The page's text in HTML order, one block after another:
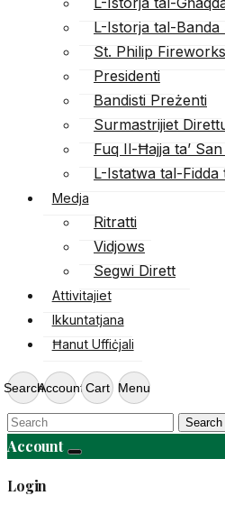
L-Istorja tal-Banda
St. Philip
Presidenti
Bandisti Preżenti
Surmastrijiet
Fuq Il-Ħajja ta’
L-Istatwa tal-Fidda
Medja
Ritratti
Vidjows
Segwi Dirett
Attivitajiet
Ikkuntatjana
Ħanut Uffiċjali
SearchAccount Cart Menu
Search
Account
Login